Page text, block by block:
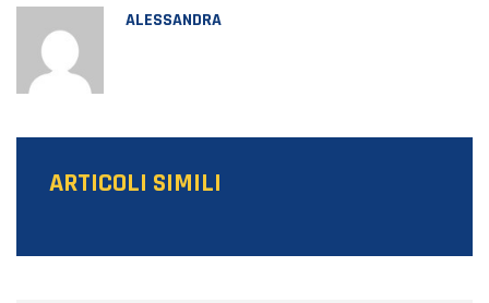
ALESSANDRA
ARTICOLI SIMILI